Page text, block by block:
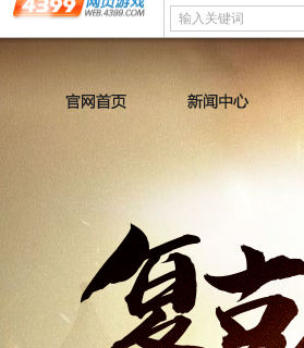
输入关键词